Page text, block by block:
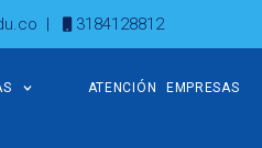
| 3184128812
ATENCIÓN EMPRESAS